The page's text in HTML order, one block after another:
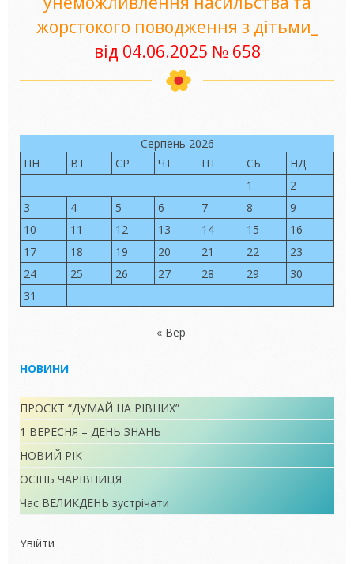
жорстокого поводження з дітьми_
від 04.06.2025 № 658
Серпень 2026
ПН
ВТ СР ЧТ ПТ СБ
НД
1
2
3
4 5 6 7 8
9
10
11 12 13 14 15
16
17
18 19 20 21 22
23
24
25 26 27 28 29
30
31
« Вер
НОВИНИ
ПРОЄКТ “ДУМАЙ НА РІВНИХ”
1 ВЕРЕСНЯ – ДЕНЬ ЗНАНЬ
НОВИЙ РІК
ОСІНЬ ЧАРІВНИЦЯ
Час ВЕЛИКДЕНЬ зустрічати
Увійти